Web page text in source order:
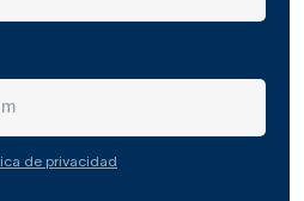
de privacidad